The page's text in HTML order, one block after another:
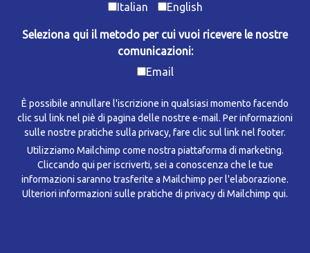
Italian
English
Seleziona qui il metodo per cui vuoi ricevere le nostre
comunicazioni:
Email
È possibile annullare l'iscrizione in qualsiasi momento facendo
clic sul link nel piè di pagina delle nostre e-mail. Per informazioni
sulle nostre pratiche sulla privacy, fare clic sul link nel footer.
Utilizziamo Mailchimp come nostra piattaforma di marketing.
Cliccando qui per iscriverti, sei a conoscenza che le tue
informazioni saranno trasferite a Mailchimp per l'elaborazione.
Ulteriori informazioni sulle pratiche di privacy di Mailchimp qui.